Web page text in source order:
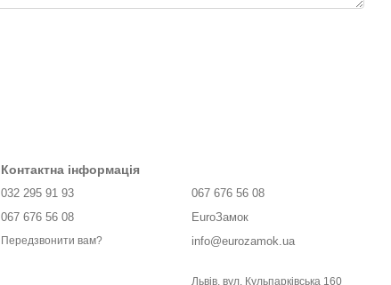
Контактна інформація
032 295 91 93
067 676 56 08
Передзвонити вам?
067 676 56 08
EuroЗамок
info@eurozamok.ua
Львів, вул. Кульпарківська 160